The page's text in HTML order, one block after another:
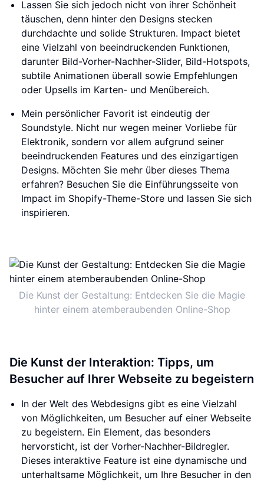
Lassen Sie sich jedoch nicht von ihrer Schönheit
täuschen, denn hinter den Designs stecken
durchdachte und solide Strukturen. Impact bietet
eine Vielzahl von beeindruckenden Funktionen,
darunter Bild-Vorher-Nachher-Slider, Bild-Hotspots,
subtile Animationen überall sowie Empfehlungen
oder Upsells im Karten- und Menübereich.
Mein persönlicher Favorit ist eindeutig der
Soundstyle. Nicht nur wegen meiner Vorliebe für
Elektronik, sondern vor allem aufgrund seiner
beeindruckenden Features und des einzigartigen
Designs. Möchten Sie mehr über dieses Thema
erfahren? Besuchen Sie die Einführungsseite von
Impact im Shopify-Theme-Store und lassen Sie sich
inspirieren.
Die Kunst der Gestaltung: Entdecken Sie die Magie
hinter einem atemberaubenden Online-Shop
Die Kunst der Interaktion: Tipps, um
Besucher auf Ihrer Webseite zu begeistern
In der Welt des Webdesigns gibt es eine Vielzahl
von Möglichkeiten, um Besucher auf einer Webseite
zu begeistern. Ein Element, das besonders
hervorsticht, ist der Vorher-Nachher-Bildregler.
Dieses interaktive Feature ist eine dynamische und
unterhaltsame Möglichkeit, um Ihre Besucher in den